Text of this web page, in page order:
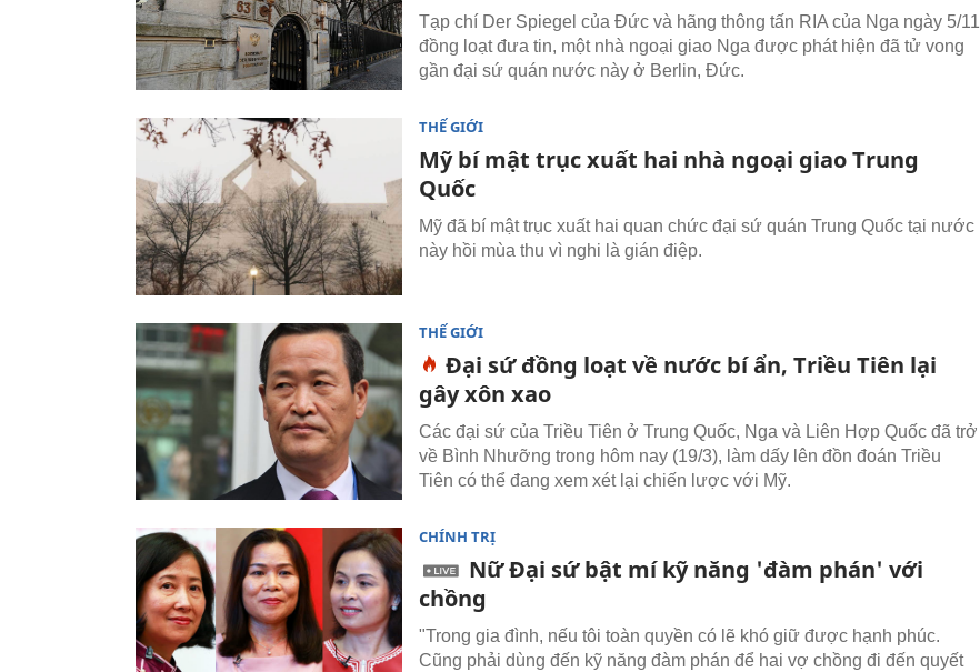
Tạp chí Der Spiegel của Đức và hãng thông tấn RIA của Nga ngày 5/11
đồng loạt đưa tin, một nhà ngoại giao Nga được phát hiện đã tử vong
gần đại sứ quán nước này ở Berlin, Đức.
THẾ GIỚI
Mỹ bí mật trục xuất hai nhà ngoại giao Trung
Quốc
Mỹ đã bí mật trục xuất hai quan chức đại sứ quán Trung Quốc tại nước
này hồi mùa thu vì nghi là gián điệp.
THẾ GIỚI
Đại sứ đồng loạt về nước bí ẩn, Triều Tiên lại
gây xôn xao
Các đại sứ của Triều Tiên ở Trung Quốc, Nga và Liên Hợp Quốc đã trở
về Bình Nhưỡng trong hôm nay (19/3), làm dấy lên đồn đoán Triều
Tiên có thể đang xem xét lại chiến lược với Mỹ.
CHÍNH TRỊ
Nữ Đại sứ bật mí kỹ năng 'đàm phán' với
chồng
"Trong gia đình, nếu tôi toàn quyền có lẽ khó giữ được hạnh phúc.
Cũng phải dùng đến kỹ năng đàm phán để hai vợ chồng đi đến quyết